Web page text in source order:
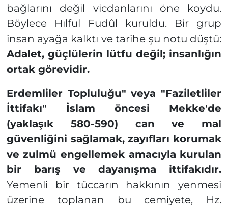
bağlarını değil vicdanlarını öne koydu.
Böylece Hılful Fudûl kuruldu. Bir grup
insan ayağa kalktı ve tarihe şu notu düştü:
Adalet, güçlülerin lütfu değil; insanlığın
ortak görevidir.
Erdemliler Topluluğu" veya "Faziletliler
İttifakı" İslam öncesi Mekke'de
(yaklaşık 580-590) can ve mal
güvenliğini sağlamak, zayıfları korumak
ve zulmü engellemek amacıyla kurulan
bir barış ve dayanışma ittifakıdır.
Yemenli bir tüccarın hakkının yenmesi
üzerine toplanan bu cemiyete, Hz.